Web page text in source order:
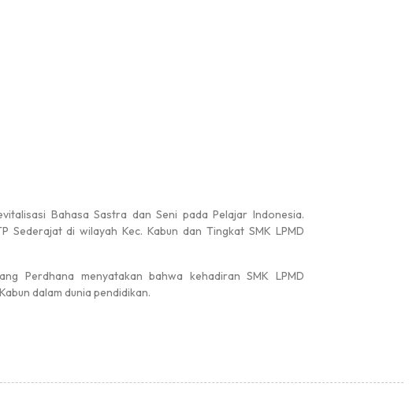
Bahasa Sastra dan Seni pada Pelajar Indonesia.
Sederajat di wilayah Kec. Kabun dan Tingkat SMK LPMD
Perdhana menyatakan bahwa kehadiran SMK LPMD
dalam dunia pendidikan.
Hasil LKBB 2026 Tingkat SD Se Ke...